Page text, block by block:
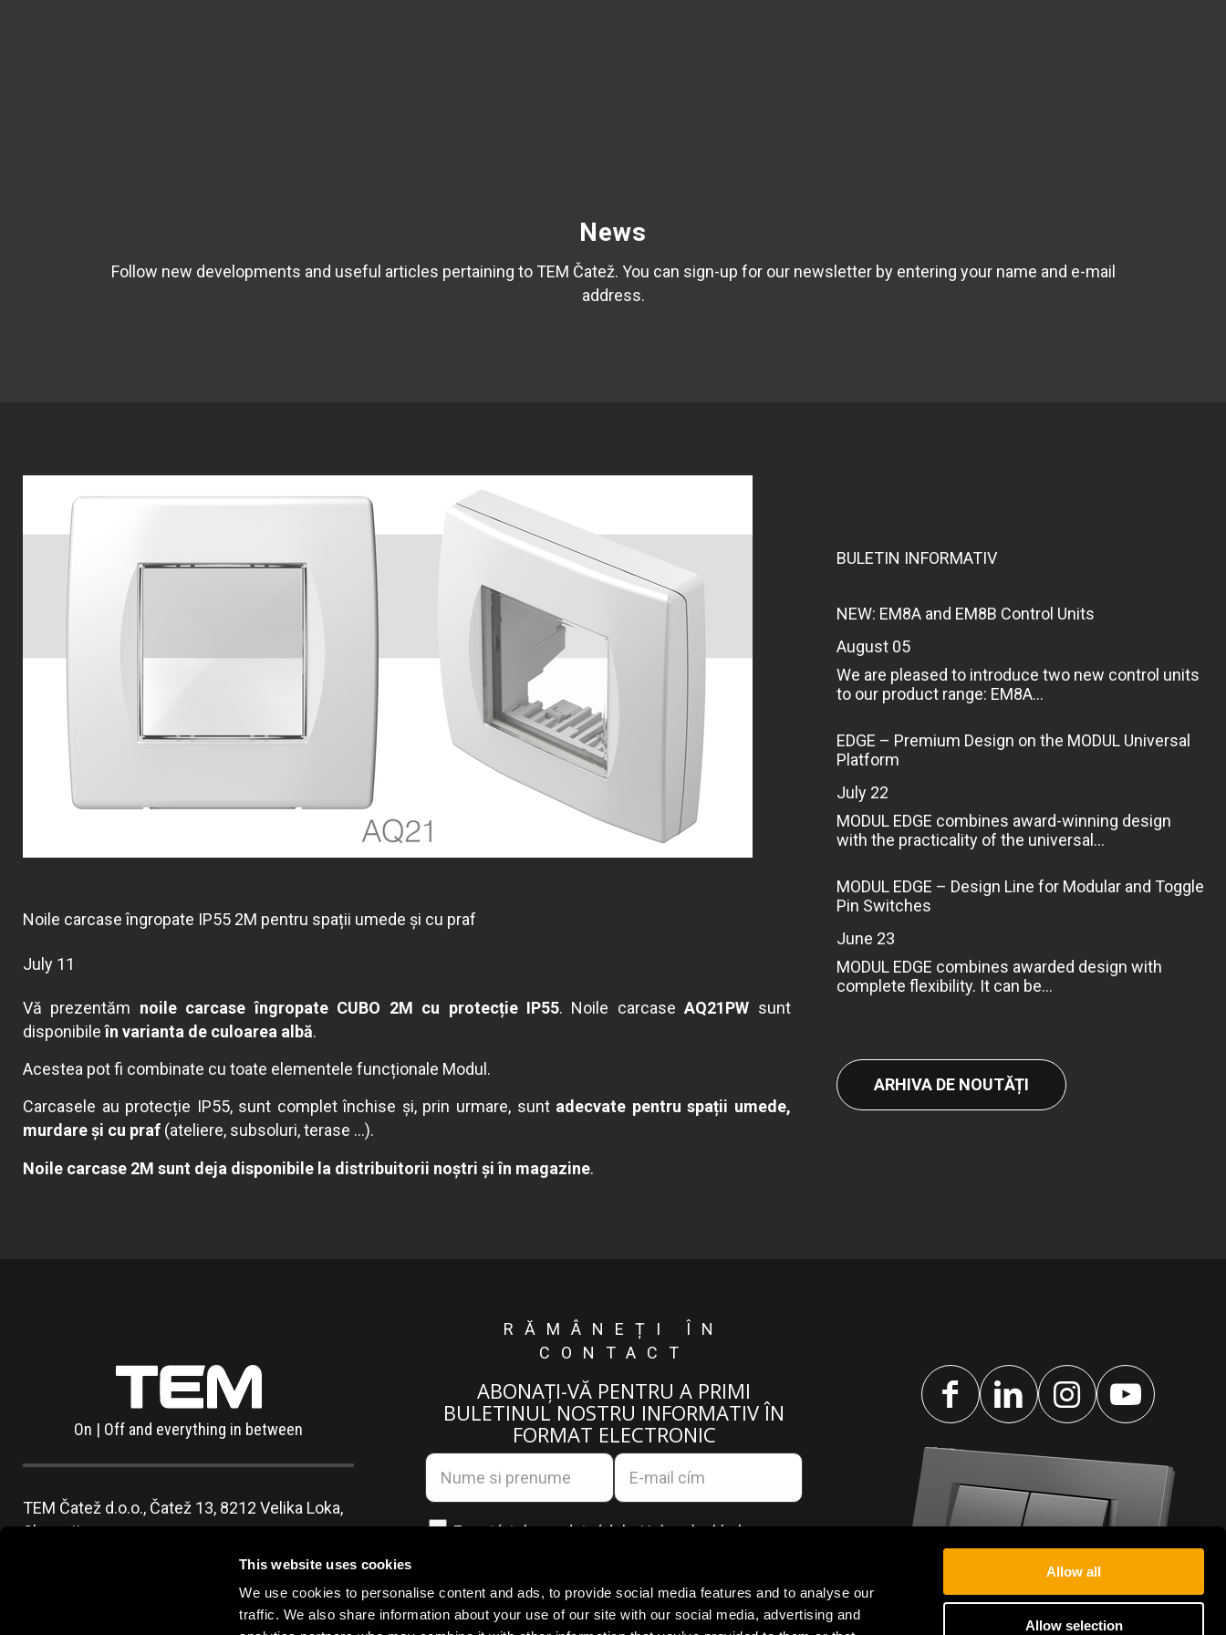
This website uses cookies
We use cookies to personalise content and ads, to provide social media features and to analyse our
traffic. We also share information about your use of our site with our social media, advertising and
Allow all
Allow selection
News
Follow new developments and useful articles pertaining to TEM Čatež. You can sign-up for our newsletter by entering your name and e-mail
address.
Noile carcase îngropate IP55 2M pentru spații umede și cu praf
July 11
Vă prezentăm noile carcase îngropate CUBO 2M cu protecție IP55. Noile carcaseAQ21PW sunt
disponibileîn varianta de culoarea albă.
Acestea pot fi combinate cu toate elementele funcționale Modul.
Carcasele au protecție IP55, sunt complet închise și, prin urmare, sunt adecvate pentru spații umede,
murdare și cu praf (ateliere, subsoluri, terase ...).
Noile carcase 2M sunt deja disponibile la distribuitorii noștri și în magazine.
BULETIN INFORMATIV
NEW: EM8A and EM8B Control Units
August 05
We are pleased to introduce two new control units
to our product range: EM8A...
EDGE – Premium Design on the MODUL Universal
Platform
July 22
MODUL EDGE combines award-winning design
with the practicality of the universal...
MODUL EDGE – Design Line for Modular and Toggle
Pin Switches
June 23
MODUL EDGE combines awarded design with
complete flexibility. It can be...
ARHIVA DE NOUTĂȚI
On | Off and everything in between
TEM Čatež d.o.o., Čatež 13, 8212 Velika Loka,
Slovenija
info@tem.si
RĂMÂNEȚI ÎN
CONTACT
ABONAȚI-VĂ PENTRU A PRIMI
BULETINUL NOSTRU INFORMATIV ÎN
FORMAT ELECTRONIC
Egyetértek azadatvédelmi irányelvekkel.